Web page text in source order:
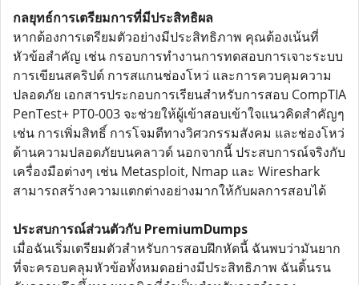
กลยุทธ์การเตรียมการที่มีประสิทธิผล
หากต้องการเตรียมตัวอย่างมีประสิทธิภาพ คุณต้องเน้นที่
หัวข้อสำคัญ เช่น กรอบการทำงานการทดสอบการเจาะระบบ
การเขียนสคริปต์ การสแกนช่องโหว่ และการควบคุมความ
ปลอดภัย เอกสารประกอบการเรียนสำหรับการสอบ CompTIA
PenTest+ PT0-003 จะช่วยให้ผู้เข้าสอบเข้าใจแนวคิดสำคัญๆ
เช่น การเพิ่มสิทธิ์ การโจมตีทางวิศวกรรมสังคม และช่องโหว่
ด้านความปลอดภัยบนคลาวด์ นอกจากนี้ ประสบการณ์จริงกับ
เครื่องมือต่างๆ เช่น Metasploit, Nmap และ Wireshark
สามารถสร้างความแตกต่างอย่างมากให้กับผลการสอบได้
ประสบการณ์ส่วนตัวกับ PremiumDumps
เมื่อฉันเริ่มเตรียมตัวสำหรับการสอบฝึกหัดนี้ ฉันพบว่ามันยาก
ที่จะครอบคลุมหัวข้อทั้งหมดอย่างมีประสิทธิภาพ ฉันดิ้นรน